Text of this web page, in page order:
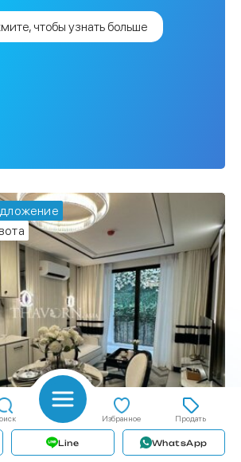
Избранное Продать
Line WhatsApp
чтобы узнать больше